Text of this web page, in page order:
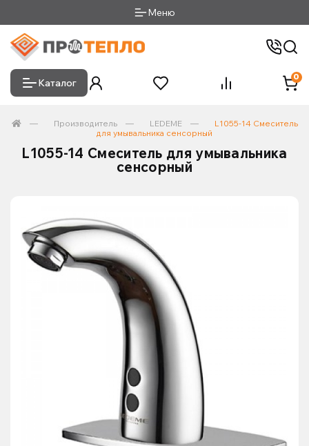
Меню
Каталог
0
Производитель LEDEME
L1055-14 Смеситель
для умывальника сенсорный
L1055-14 Смеситель для умывальника
сенсорный